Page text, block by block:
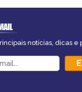
notícias, dicas e